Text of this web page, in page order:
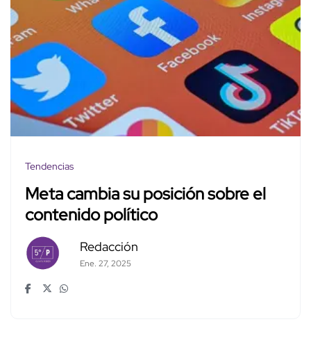
Tendencias
Meta cambia su posición sobre el
contenido político
Redacción
Ene. 27, 2025